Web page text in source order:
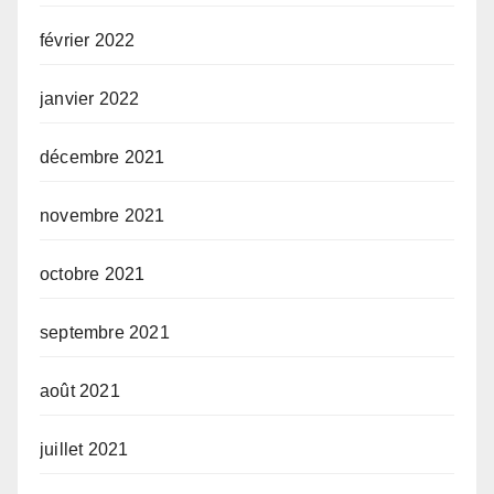
février 2022
janvier 2022
décembre 2021
novembre 2021
octobre 2021
septembre 2021
août 2021
juillet 2021